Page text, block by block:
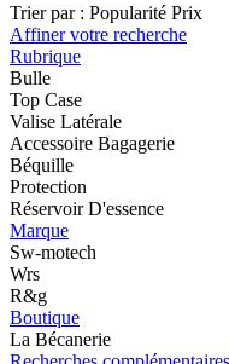
Trier par : Popularité Prix
Affiner votre recherche
Rubrique
Bulle
Top Case
Valise Latérale
Accessoire Bagagerie
Béquille
Protection
Réservoir D'essence
Marque
Sw-motech
Wrs
R&g
Boutique
La Bécanerie